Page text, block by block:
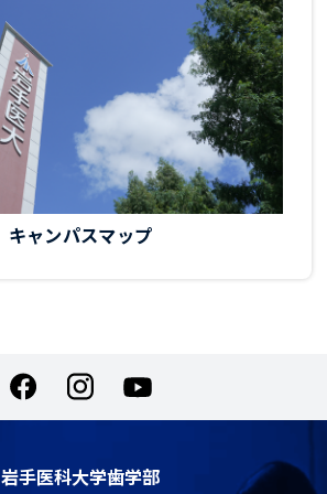
キャンパスマップ
岩手医科大学歯学部